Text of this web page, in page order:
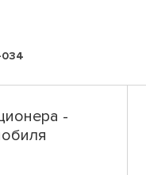
034
-